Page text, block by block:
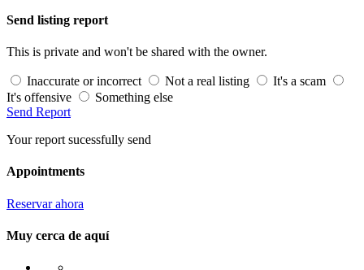
Send listing report
This is private and won't be shared with the owner.
Inaccurate or incorrect Not a real listing
It's a scam
It's offensive
Something else
Send Report
Your report sucessfully send
Appointments
Reservar ahora
Muy cerca de aquí